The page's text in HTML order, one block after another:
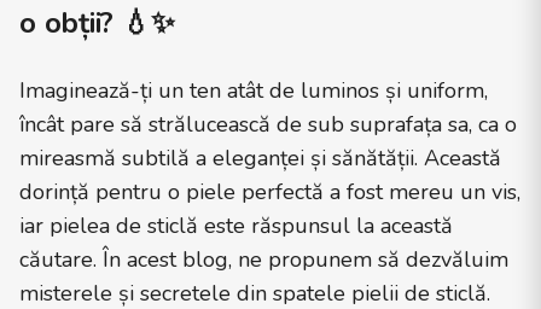
o obții? 💧✨
Imaginează-ți un ten atât de luminos și uniform,
încât pare să strălucească de sub suprafața sa, ca o
mireasmă subtilă a eleganței și sănătății. Această
dorință pentru o piele perfectă a fost mereu un vis,
iar pielea de sticlă este răspunsul la această
căutare. În acest blog, ne propunem să dezvăluim
misterele și secretele din spatele pielii de sticlă.